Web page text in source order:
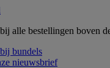
alle bestellingen boven
bundels
nieuwsbrief